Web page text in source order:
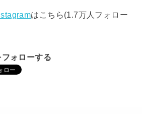
はこちら(1.7万人フォロー
ォローする